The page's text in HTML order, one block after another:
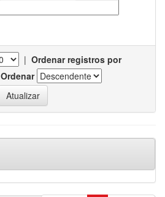
| Ordenar registros por
Ordenar